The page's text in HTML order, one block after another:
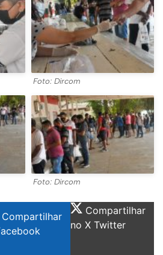
Foto: Dircom
Foto: Dircom
Compartilhar
no X Twitter